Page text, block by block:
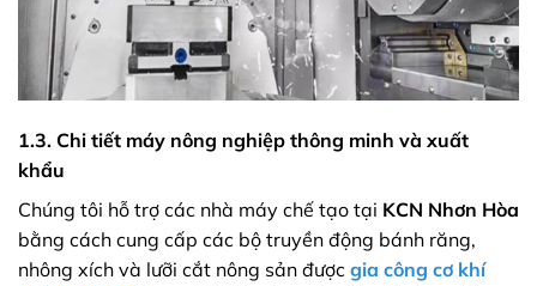
1.3. Chi tiết máy nông nghiệp thông minh và xuất
khẩu
Chúng tôi hỗ trợ các nhà máy chế tạo tại KCN Nhơn Hòa
bằng cách cung cấp các bộ truyền động bánh răng,
nhông xích và lưỡi cắt nông sản được gia công cơ khí